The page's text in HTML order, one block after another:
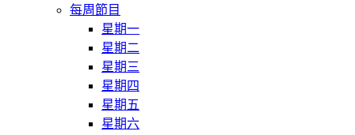
每周節目
星期一
星期二
星期三
星期四
星期五
星期六